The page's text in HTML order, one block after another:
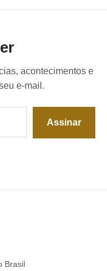
acontecimentos e
e-mail.
Assinar
Brasil